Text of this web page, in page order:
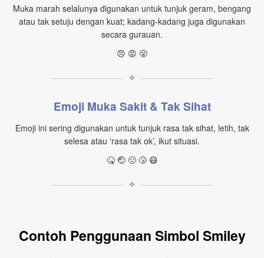
Muka marah selalunya digunakan untuk tunjuk geram, bengang
atau tak setuju dengan kuat; kadang-kadang juga digunakan
secara gurauan.
😠 😡 😤
✧
Emoji Muka Sakit & Tak Sihat
Emoji ini sering digunakan untuk tunjuk rasa tak sihat, letih, tak
selesa atau ‘rasa tak ok’, ikut situasi.
🤒 🤕 🤢 🤧 😷
✧
Contoh Penggunaan Simbol Smiley